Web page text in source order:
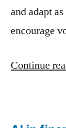
and adapt
encourage
Continue